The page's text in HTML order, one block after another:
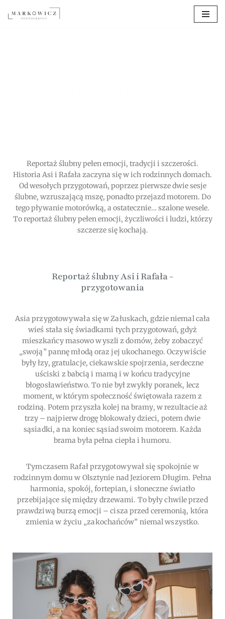
Reportaż ślubny pełen emocji, tradycji i szczerości.
Historia Asi i Rafała zaczyna się w ich rodzinnych domach.
Od wesołych przygotowań, poprzez pierwsze dwie sesje
ślubne, wzruszającą mszę, ponadto przejazd motorem. Do
tego pływanie motorówką, a ostatecznie… szalone wesele.
To reportaż ślubny pełen emocji, życzliwości i ludzi, którzy
szczerze się kochają.
Reportaż ślubny Asi i Rafała -
przygotowania
Asia przygotowywała się w Załuskach, gdzie niemal cała
wieś stała się świadkami tych przygotowań, gdyż
mieszkańcy masowo wyszli z domów, żeby zobaczyć
„swoją” pannę młodą oraz jej ukochanego. Oczywiście
były łzy, gratulacje, ciekawskie spojrzenia, serdeczne
uściski z babcią i mamą i w końcu tradycyjne
błogosławieństwo. To nie był zwykły poranek, lecz
moment, w którym społeczność świętowała razem z
rodziną. Potem przyszła kolej na bramy, w rezultacie aż
trzy – najpierw drogę blokowały dzieci, potem dwie
sąsiadki, a na koniec sąsiad swoim motorem. Każda
brama była pełna ciepła i humoru.
Tymczasem Rafał przygotowywał się spokojnie w
rodzinnym domu w Olsztynie nad Jeziorem Długim. Pełna
harmonia, spokój, fortepian, i słoneczne światło
przebijające się między drzewami. To były chwile przed
prawdziwą burzą emocji – cisza przed ceremonią, która
zmienia w życiu „zakochańców” niemal wszystko.